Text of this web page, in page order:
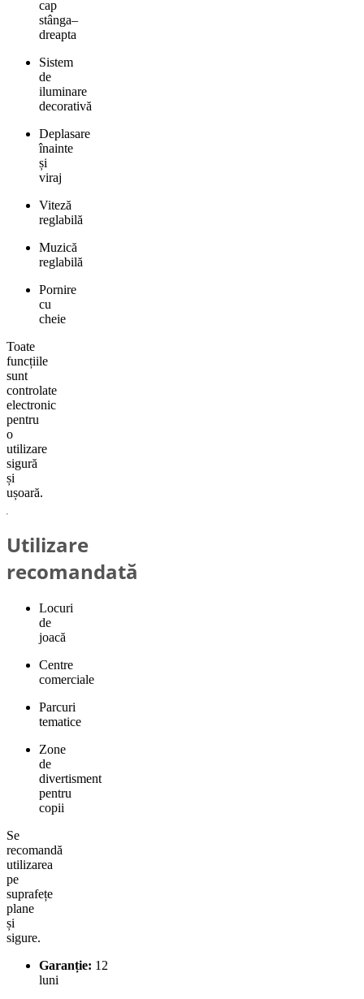
cap
stânga–
dreapta
Sistem
de
iluminare
decorativă
Deplasare
înainte
și
viraj
Viteză
reglabilă
Muzică
reglabilă
Pornire
cu
cheie
Toate
funcțiile
sunt
controlate
electronic
pentru
o
utilizare
sigură
și
ușoară.
Utilizare
recomandată
Locuri
de
joacă
Centre
comerciale
Parcuri
tematice
Zone
de
divertisment
pentru
copii
Se
recomandă
utilizarea
pe
suprafețe
plane
și
sigure.
Garanție: 12
luni